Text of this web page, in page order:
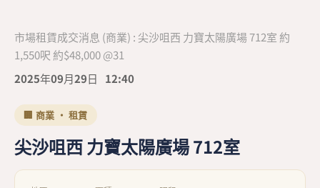
市場租賃成交消息 (商業) : 尖沙咀西 力寶太陽廣場 712室 約
1,550呎 約$48,000 @31
2025年09月29日
12:40
🏢 商業 · 租賃
尖沙咀西 力寶太陽廣場 712室